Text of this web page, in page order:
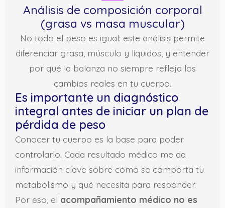
Análisis de composición corporal
(grasa vs masa muscular)
No todo el peso es igual: este análisis permite
diferenciar grasa, músculo y líquidos, y entender
por qué la balanza no siempre refleja los
cambios reales en tu cuerpo.
Es importante un diagnóstico
integral antes de iniciar un plan de
pérdida de peso
Conocer tu cuerpo es la base para poder
controlarlo. Cada resultado médico me da
información clave sobre cómo se comporta tu
metabolismo y qué necesita para responder.
Por eso, el acompañamiento médico no es